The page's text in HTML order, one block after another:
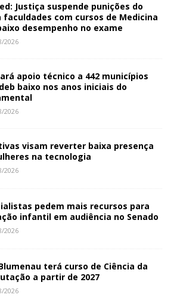
Justiça suspende punições do
faculdades com cursos de Medicina
desempenho no exame
2026
apoio técnico a 442 municípios
baixo nos anos iniciais do
2026
visam reverter baixa presença
na tecnologia
2026
pedem mais recursos para
infantil em audiência no Senado
2026
Blumenau terá curso de Ciência da
a partir de 2027
2026